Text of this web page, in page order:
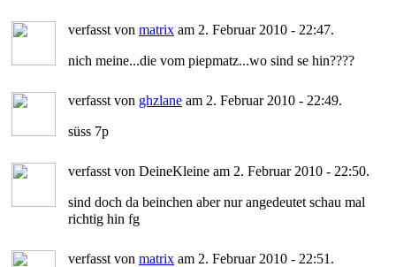
verfasst von matrix am 2. Februar 2010 - 22:47.
nich meine...die vom piepmatz...wo sind se hin????
verfasst von ghzlane am 2. Februar 2010 - 22:49.
süss 7p
verfasst von DeineKleine am 2. Februar 2010 - 22:50.
sind doch da beinchen aber nur angedeutet schau mal
richtig hin fg
verfasst von matrix am 2. Februar 2010 - 22:51.